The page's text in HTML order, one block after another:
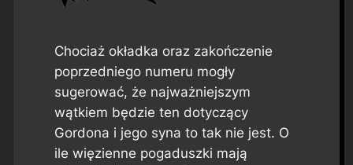
Chociaż okładka oraz zakończenie
poprzedniego numeru mogły
sugerować, że najważniejszym
wątkiem będzie ten dotyczący
Gordona i jego syna to tak nie jest. O
ile więzienne pogaduszki mają